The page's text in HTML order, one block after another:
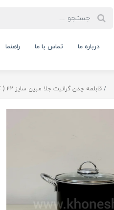
درباره ما تماس با ما راهنما
قابلمه چدن گرانیت جلا مبین سایز 22 ( کد : 02092014 )